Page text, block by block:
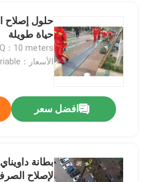
حلول إصلاح
حياة طويلة
：10 meters
الأسعار：Variable
افضل سعر
بطانة
لإصلاح